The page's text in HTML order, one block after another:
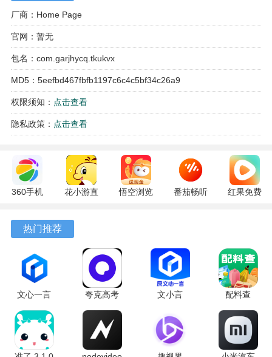
厂商：Home Page
官网：暂无
包名：com.garjhycq.tkukvx
MD5：5eefbd467fbfb1197c6c4c5bf34c26a9
权限须知： 点击查看
隐私政策： 点击查看
360手机
10.13.27
最新版
花小游直
17.9.56
悟空浏览
番茄畅听
红果免费
热门推荐
文心一言
4.0
5.16.0.10
最新版
夸克高考
10.14.0.1115
最新版
文小言
安卓版
配料查
3.0.1 官方
版